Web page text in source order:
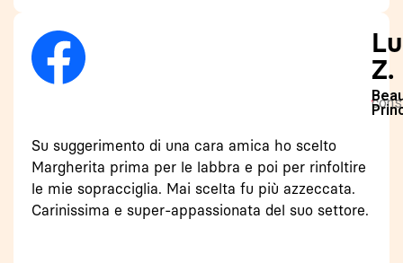
Z.
Su suggerimento di una cara amica ho scelto
Margherita prima per le labbra e poi per rinfoltire
le mie sopracciglia. Mai scelta fu più azzeccata.
Carinissima e super-appassionata del suo settore.